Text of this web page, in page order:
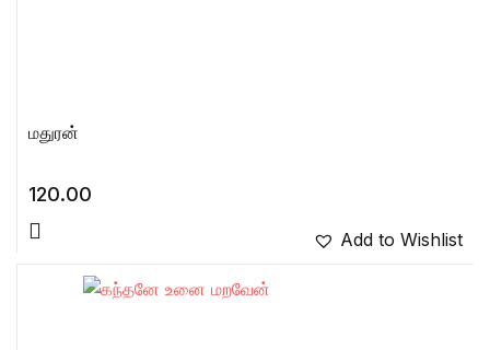
மதுரன்
120.00
Add to Wishlist